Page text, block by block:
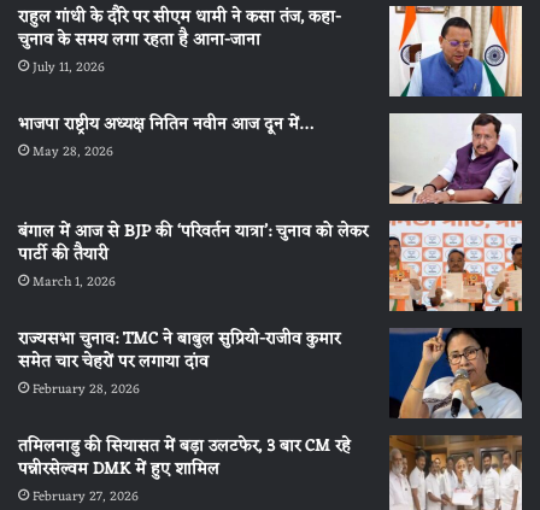
राहुल गांधी के दौरे पर सीएम धामी ने कसा तंज, कहा-
चुनाव के समय लगा रहता है आना-जाना
July 11, 2026
भाजपा राष्ट्रीय अध्यक्ष नितिन नवीन आज दून में…
May 28, 2026
बंगाल में आज से BJP की ‘परिवर्तन यात्रा’: चुनाव को लेकर
पार्टी की तैयारी
March 1, 2026
राज्यसभा चुनाव: TMC ने बाबुल सुप्रियो-राजीव कुमार
समेत चार चेहरों पर लगाया दांव
February 28, 2026
तमिलनाडु की सियासत में बड़ा उलटफेर, 3 बार CM रहे
पन्नीरसेल्वम DMK में हुए शामिल
February 27, 2026